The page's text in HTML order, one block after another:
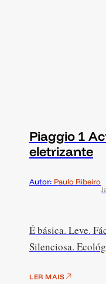
Piaggio 1
eletrizante
Autor: Paulo Ribeiro
É básica. Leve.
Silenciosa.
LER MAIS